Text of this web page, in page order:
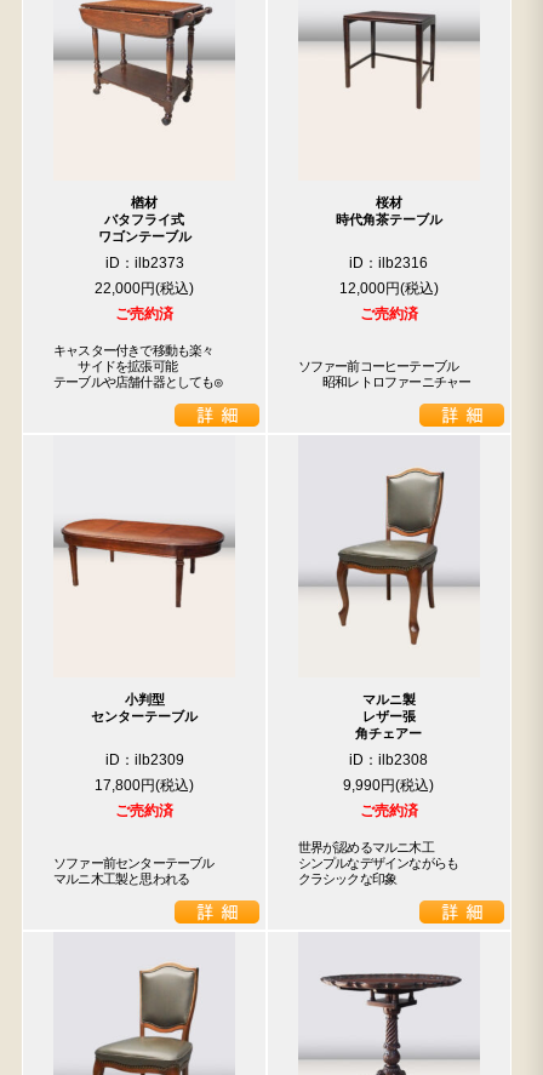
楢材
バタフライ式
ワゴンテーブル
iD：ilb2373
22,000円
ご売約済
キャスター付きで移動も楽々
サイドを拡張可能
テーブルや店舗什器としても◎
桜材
時代角茶テーブル
iD：ilb2316
12,000円
ご売約済
ソファー前コーヒーテーブル
昭和レトロファーニチャー
小判型
センターテーブル
iD：ilb2309
17,800円
ご売約済
ソファー前センターテーブル
マルニ木工製と思われる
マルニ製
レザー張
角チェアー
iD：ilb2308
9,990円
ご売約済
世界が認めるマルニ木工
シンプルなデザインながらも
クラシックな印象